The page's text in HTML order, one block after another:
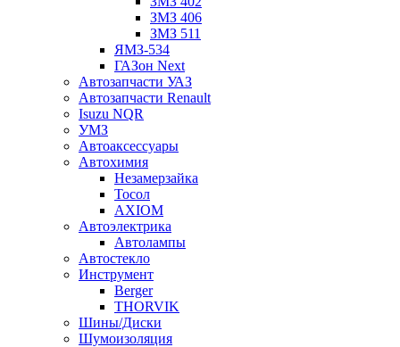
ЗМЗ 406
ЗМЗ 511
ЯМЗ-534
ГАЗон Next
Автозапчасти УАЗ
Автозапчасти Renault
Isuzu NQR
УМЗ
Автоаксессуары
Автохимия
Незамерзайка
Тосол
AXIOM
Автоэлектрика
Автолампы
Автостекло
Инструмент
Berger
THORVIK
Шины/Диски
Шумоизоляция